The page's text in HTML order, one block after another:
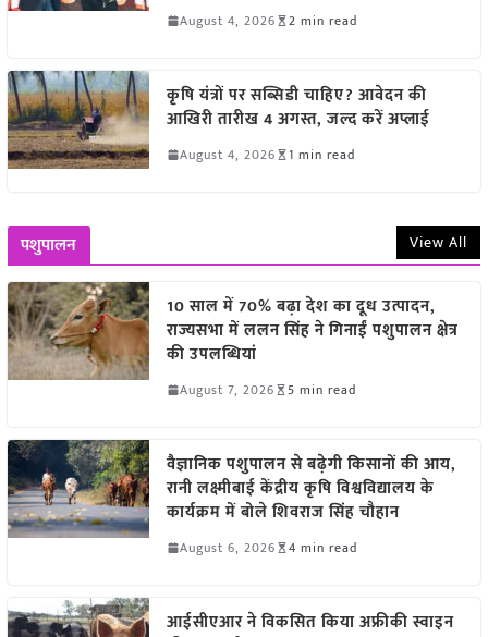
August 4, 2026 2 min read
कृषि यंत्रों पर सब्सिडी चाहिए? आवेदन की
आखिरी तारीख 4 अगस्त, जल्द करें अप्लाई
August 4, 2026 1 min read
पशुपालन View All
10 साल में 70% बढ़ा देश का दूध उत्पादन,
राज्यसभा में ललन सिंह ने गिनाईं पशुपालन क्षेत्र
की उपलब्धियां
August 7, 2026 5 min read
वैज्ञानिक पशुपालन से बढ़ेगी किसानों की आय,
रानी लक्ष्मीबाई केंद्रीय कृषि विश्वविद्यालय के
कार्यक्रम में बोले शिवराज सिंह चौहान
August 6, 2026 4 min read
आईसीएआर ने विकसित किया अफ्रीकी स्वाइन